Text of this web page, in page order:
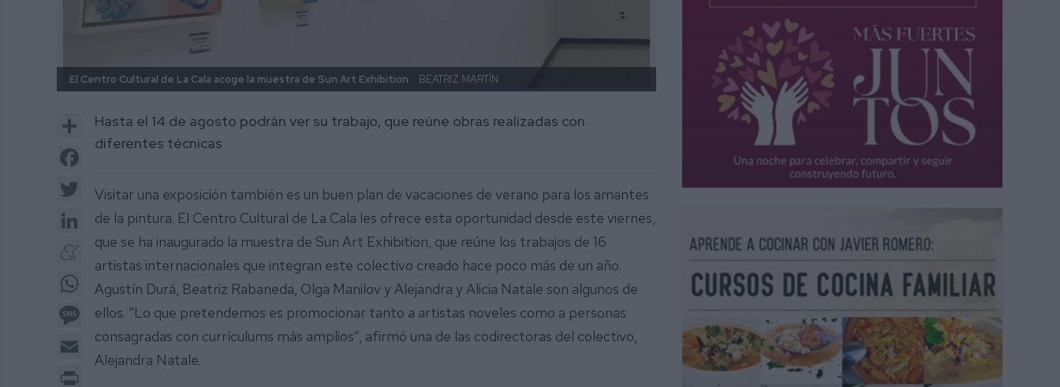
El Centro Cultural de La Cala acoge la muestra de Sun Art Exhibition. BEATRIZ MARTÍN
Las artistas Alejandra y Alicia Natale junto a la concejala de Cultura,
departamento, Francisco Gutiérrez.
BEATRIZ MARTÍN
Share
Facebook
LinkedIn
Meneame
Message
Email
Hasta el 14 de agosto podrán ver su trabajo, que reúne obras realizadas con
diferentes técnicas
Visitar una exposición también es un buen plan de vacaciones de verano para los amantes
de la pintura. El Centro Cultural de La Cala les ofrece esta oportunidad desde este viernes,
que se ha inaugurado la muestra de Sun Art Exhibition, que reúne los trabajos de 16
artistas internacionales que integran este colectivo creado hace poco más de un año.
Agustín Durá, Beatriz Rabaneda, Olga Manilov y Alejandra y Alicia Natale son algunos de
ellos. “Lo que pretendemos es promocionar tanto a artistas noveles como a personas
consagradas con currículums más amplios”, afirmó una de las codirectoras del colectivo,
Alejandra Natale.